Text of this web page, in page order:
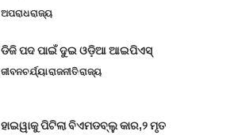
ଅପରାଧରାଜ୍ୟ
ଡିଜି ପଦ ପାଇଁ ଦୁଇ ଓଡ଼ିଆ ଆଇପିଏସ୍
ଜୀବନଚର୍ଯ୍ୟାରାଜନୀତିରାଜ୍ୟ
ହାଇୱାକୁ ପିଟିଲା ବିଏମଡବ୍ଲୁ କାର,୨ ମୃତ